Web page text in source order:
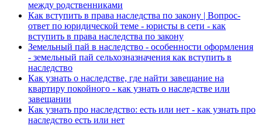
между родственниками
Как вступить в права наследства по закону | Вопрос-
ответ по юридической теме - юристы в сети - как
вступить в права наследства по закону
Земельный пай в наследство - особенности оформления
- земельный пай сельхозназначения как вступить в
наследство
Как узнать о наследстве, где найти завещание на
квартиру покойного - как узнать о наследстве или
завещании
Как узнать про наследство: есть или нет - как узнать про
наследство есть или нет